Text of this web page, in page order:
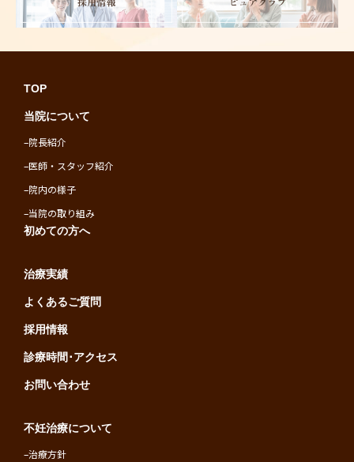
TOP
当院について
–院長紹介
–医師・スタッフ紹介
–院内の様子
–当院の取り組み
初めての方へ
治療実績
よくあるご質問
採用情報
診療時間･アクセス
お問い合わせ
不妊治療について
–治療方針